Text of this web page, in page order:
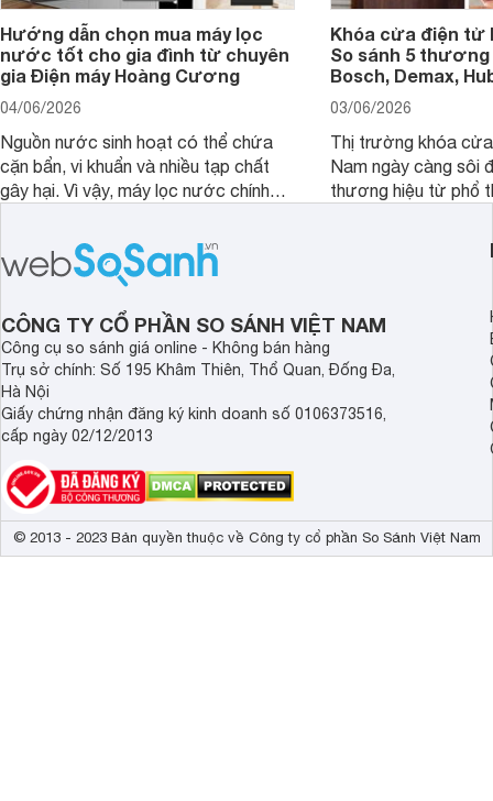
Hướng dẫn chọn mua máy lọc
nước tốt cho gia đình từ chuyên
gia Điện máy Hoàng Cương
04/06/2026
Nguồn nước sinh hoạt có thể chứa
cặn bẩn, vi khuẩn và nhiều tạp chất
gây hại. Vì vậy, máy lọc nước chính
sức khỏe và đảm bảo nguồn nước
sạch cho cả gia đình.
Khóa cửa điện tử
So sánh 5 thương
Bosch, Demax,
03/06/2026
Thị trường khóa
Nam ngày càng sôi
thương hiệu từ phổ
cửa điện tử hãng
sẽ so sánh 5
Demax, Hubert và
CÔNG TY CỔ PHẦN SO SÁNH VIỆT NAM
Công cụ so sánh giá online - Không bán hàng
Trụ sở chính: Số 195 Khâm Thiên, Thổ Quan, Đống Đa,
Hà Nội
Giấy chứng nhận đăng ký kinh doanh số 0106373516,
cấp ngày 02/12/2013
© 2013 - 2023 Bản quyền thuộc về Công ty cổ phần So Sánh Việt Nam